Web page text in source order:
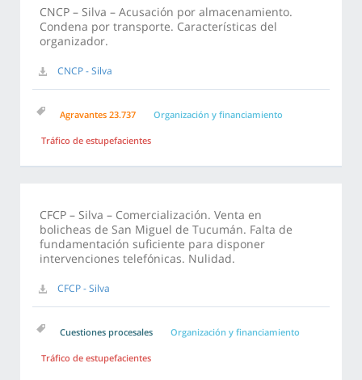
CNCP – Silva – Acusación por almacenamiento.
Condena por transporte. Características del
organizador.
CNCP - Silva
Agravantes 23.737 Organización y financiamiento
Tráfico de estupefacientes
CFCP – Silva – Comercialización. Venta en
bolicheas de San Miguel de Tucumán. Falta de
fundamentación suficiente para disponer
intervenciones telefónicas. Nulidad.
CFCP - Silva
Cuestiones procesales Organización y financiamiento
Tráfico de estupefacientes